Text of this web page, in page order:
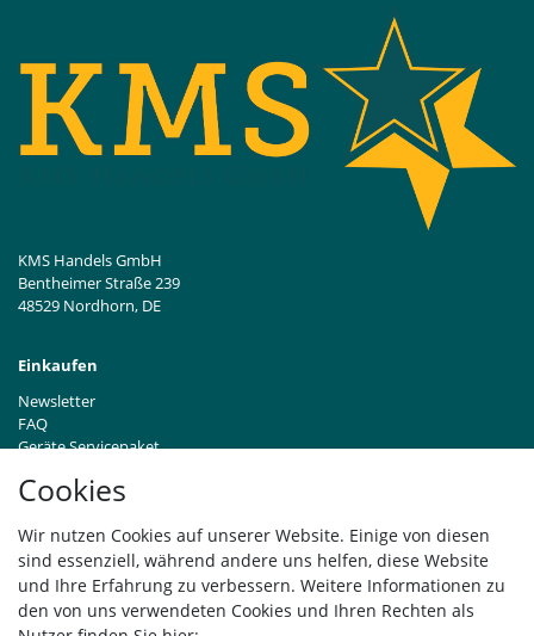
Cookies
Wir nutzen Cookies auf unserer Website. Einige von diesen
sind essenziell, während andere uns helfen, diese Website
und Ihre Erfahrung zu verbessern. Weitere Informationen zu
den von uns verwendeten Cookies und Ihren Rechten als
KMS Handels GmbH
Bentheimer Straße 239
48529 Nordhorn, DE
Einkaufen
Newsletter
FAQ
Geräte Servicepaket
Händleranfragen B2B
Widerrufsrecht
Vertrag widerrufen
Versand